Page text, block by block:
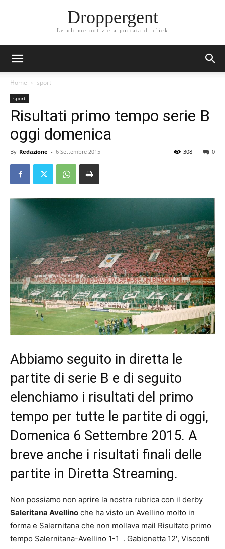
Droppergent
Le ultime notizie a portata di click
Home sport
sport
Risultati primo tempo serie B
oggi domenica
By Redazione - 6 Settembre 2015 0
308
Abbiamo seguito in diretta le
partite di serie B e di seguito
elenchiamo i risultati del primo
tempo per tutte le partite di oggi,
Domenica 6 Settembre 2015. A
breve anche i risultati finali delle
partite in Diretta Streaming.
Non possiamo non aprire la nostra rubrica con il derby
Saleritana Avellino che ha visto un Avellino molto in
forma e Salernitana che non mollava mail Risultato primo
tempo Salernitana-Avellino 1-1 . Gabionetta 12′, Visconti